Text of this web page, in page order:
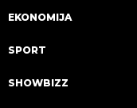
EKONOMIJA
SPORT
SHOWBIZZ